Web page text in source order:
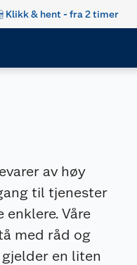
Klikk & hent - fra 2 timer
av høy
til tjenester
Våre
med råd og
en liten